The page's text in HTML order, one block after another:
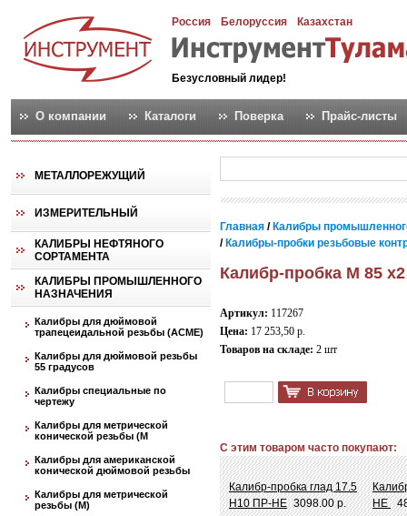
Россия Белоруссия Казахстан
Безусловный лидер!
О компании Каталоги Поверка Прайс-листы
МЕТАЛЛОРЕЖУЩИЙ
ИЗМЕРИТЕЛЬНЫЙ
КАЛИБРЫ НЕФТЯНОГО
СОРТАМЕНТА
КАЛИБРЫ ПРОМЫШЛЕННОГО
НАЗНАЧЕНИЯ
Калибры для дюймовой
трапецеидальной резьбы (АСМЕ)
Калибры для дюймовой резьбы
55 градусов
Калибры специальные по
чертежу
Калибры для метрической
конической резьбы (М
Калибры для американской
конической дюймовой резьбы
Калибры для метрической
резьбы (М)
Главная / Калибры
/ Калибры-пробки резьбовые
Калибр-пробка М 85
Артикул: 117267
Цена: 17 253,50 р.
Товаров на складе: 2 шт
С этим товаром часто покупают:
Калибр-пробка глад 17.5
Н10 ПР-НЕ 3098.00 р.
НЕ